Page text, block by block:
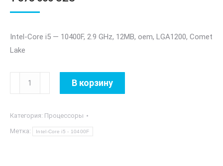
Intel-Core i5 — 10400F, 2.9 GHz, 12MB, oem, LGA1200, Comet
Lake
Количество
товара
Core
i5
В корзину
Категория: Процессоры
Метка: Intel-Core i5 - 10400F